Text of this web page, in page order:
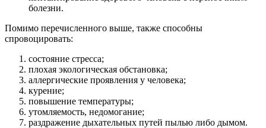
болезни.
Помимо перечисленного выше, также способны
спровоцировать:
состояние стресса;
плохая экологическая обстановка;
аллергические проявления у человека;
курение;
повышение температуры;
утомляемость, недомогание;
раздражение дыхательных путей пылью либо дымом.